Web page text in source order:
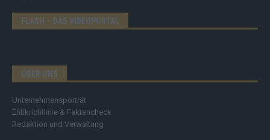
FLASH – DAS VIDEOPORTAL
ÜBER UNS
Unternehmensporträt
Ehtikrichtlinie & Faktencheck
Redaktion und Verwaltung